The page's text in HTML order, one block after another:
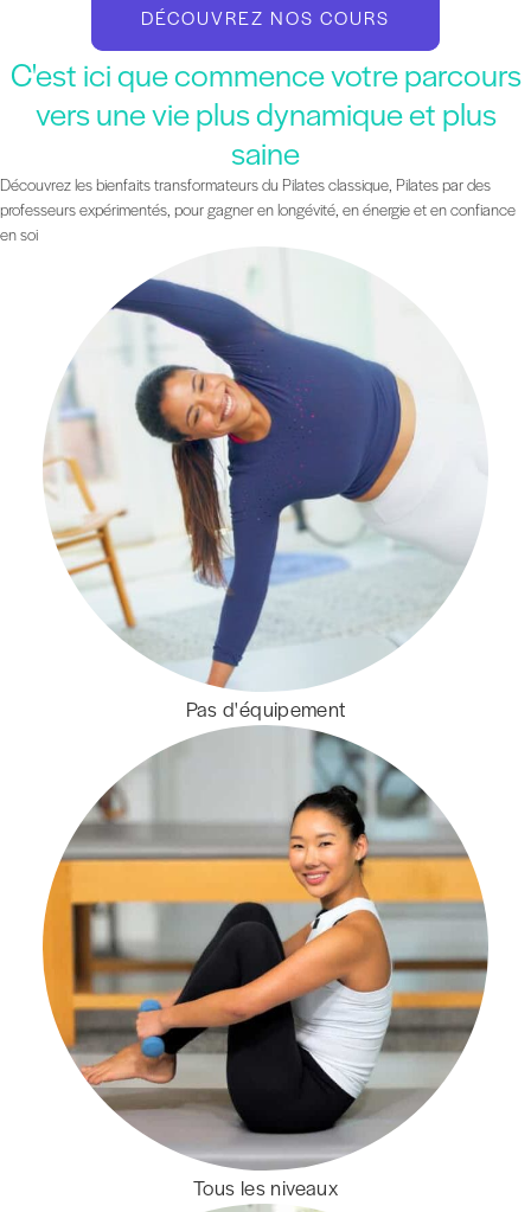
DÉCOUVREZ NOS COURS
C'est ici que commence votre parcours
vers une vie plus dynamique et plus
saine
Découvrez les bienfaits transformateurs du Pilates classique, Pilates par des
professeurs expérimentés, pour gagner en longévité, en énergie et en confiance
en soi
Pas d'équipement
Tous les niveaux